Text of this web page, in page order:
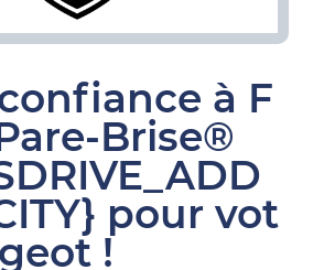
à F
Brise®
pour vot
!